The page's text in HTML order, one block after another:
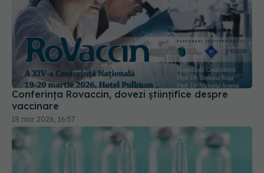
Conferința Rovaccin, dovezi științifice despre
vaccinare
18 mar 2026, 16:57